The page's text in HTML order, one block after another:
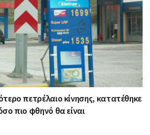
πετρέλαιο κίνησης, κατατέθηκε
πιο φθηνό θα είναι